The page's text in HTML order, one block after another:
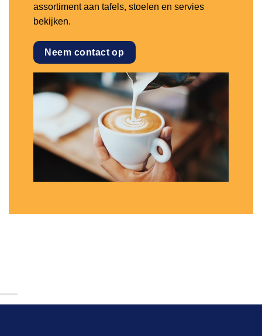
assortiment aan tafels, stoelen en servies
bekijken.
Neem contact op